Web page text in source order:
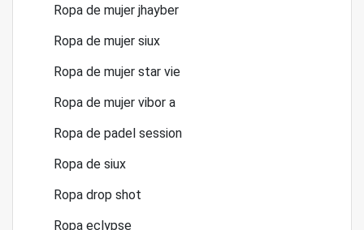
Ropa de mujer jhayber
Ropa de mujer siux
Ropa de mujer star vie
Ropa de mujer vibor a
Ropa de padel session
Ropa de siux
Ropa drop shot
Ropa eclypse